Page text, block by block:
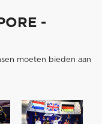
-
moeten bieden aan